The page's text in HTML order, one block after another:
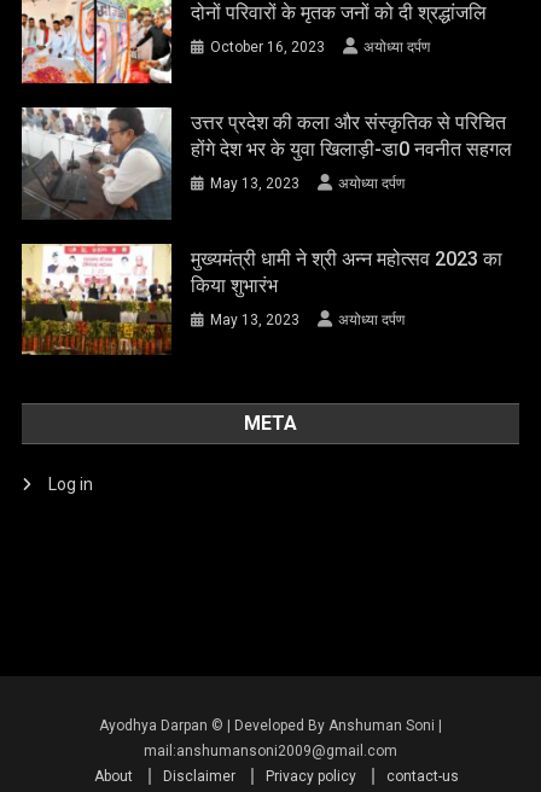
दोनों परिवारों के मृतक जनों को दी श्रद्धांजलि
October 16, 2023 अयोध्या दर्पण
उत्तर प्रदेश की कला और संस्कृतिक से परिचित
होंगे देश भर के युवा खिलाड़ी-डा0 नवनीत सहगल
May 13, 2023 अयोध्या दर्पण
मुख्यमंत्री धामी ने श्री अन्न महोत्सव 2023 का
किया शुभारंभ
May 13, 2023 अयोध्या दर्पण
META
Log in
About Disclaimer Privacy policy contact-us